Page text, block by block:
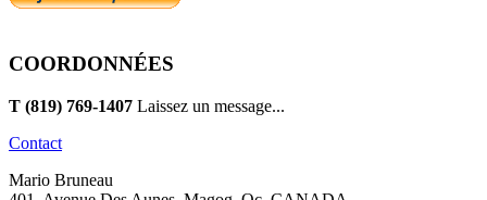
COORDONNÉES
T (819) 769-1407 Laissez un message...
Contact
Mario Bruneau